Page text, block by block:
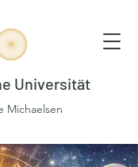
Universität
Michaelsen